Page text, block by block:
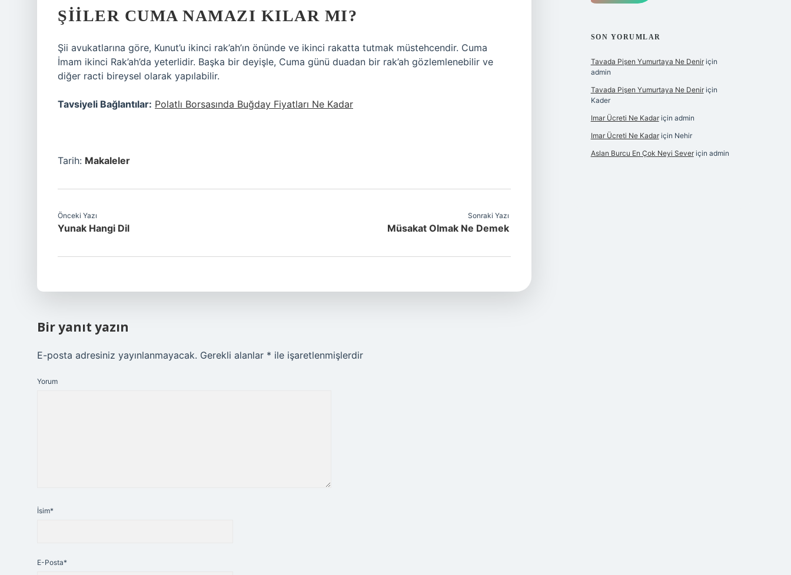
ŞIILER CUMA NAMAZI KILAR MI?
Şii avukatlarına göre, Kunut’u ikinci rak’ah’ın önünde ve ikinci rakatta tutmak müstehcendir. Cuma
İmam ikinci Rak’ah’da yeterlidir. Başka bir deyişle, Cuma günü duadan bir rak’ah gözlemlenebilir ve
diğer racti bireysel olarak yapılabilir.
Tavsiyeli Bağlantılar: Polatlı Borsasında Buğday Fiyatları Ne Kadar
Tarih: Makaleler
Önceki Yazı
Yunak Hangi Dil
Sonraki Yazı
Müsakat Olmak Ne Demek
Bir yanıt yazın
E-posta adresiniz yayınlanmayacak. Gerekli alanlar * ile işaretlenmişlerdir
Yorum
İsim*
E-Posta*
SON YORUMLAR
Tavada Pişen Yumurtaya Ne Deniriçin
admin
Tavada Pişen Yumurtaya Ne Deniriçin
Kader
Imar Ücreti Ne Kadariçin admin
Imar Ücreti Ne Kadariçin Nehir
Aslan Burcu En Çok Neyi Severiçin admin